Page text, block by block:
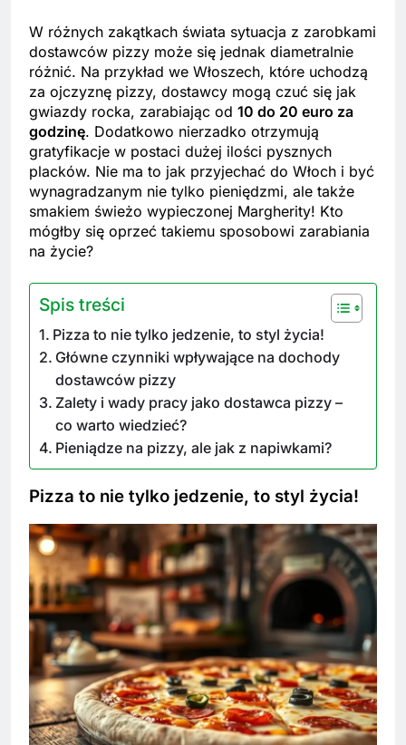
W różnych zakątkach świata sytuacja z zarobkami
dostawców pizzy może się jednak diametralnie
różnić. Na przykład we Włoszech, które uchodzą
za ojczyznę pizzy, dostawcy mogą czuć się jak
gwiazdy rocka, zarabiając od 10 do 20 euro za
godzinę. Dodatkowo nierzadko otrzymują
gratyfikacje w postaci dużej ilości pysznych
placków. Nie ma to jak przyjechać do Włoch i być
wynagradzanym nie tylko pieniędzmi, ale także
smakiem świeżo wypieczonej Margherity! Kto
mógłby się oprzeć takiemu sposobowi zarabiania
na życie?
Spis treści
Pizza to nie tylko jedzenie, to styl życia!
Główne czynniki wpływające na dochody
dostawców pizzy
Zalety i wady pracy jako dostawca pizzy –
co warto wiedzieć?
Pieniądze na pizzy, ale jak z napiwkami?
Pizza to nie tylko jedzenie, to styl życia!